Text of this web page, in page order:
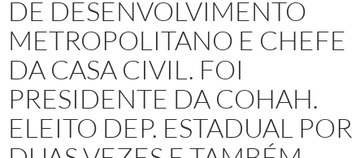
DE DESENVOLVIMENTO
METROPOLITANO E CHEFE
DA CASA CIVIL. FOI
PRESIDENTE DA COHAH.
ELEITO DEP. ESTADUAL POR